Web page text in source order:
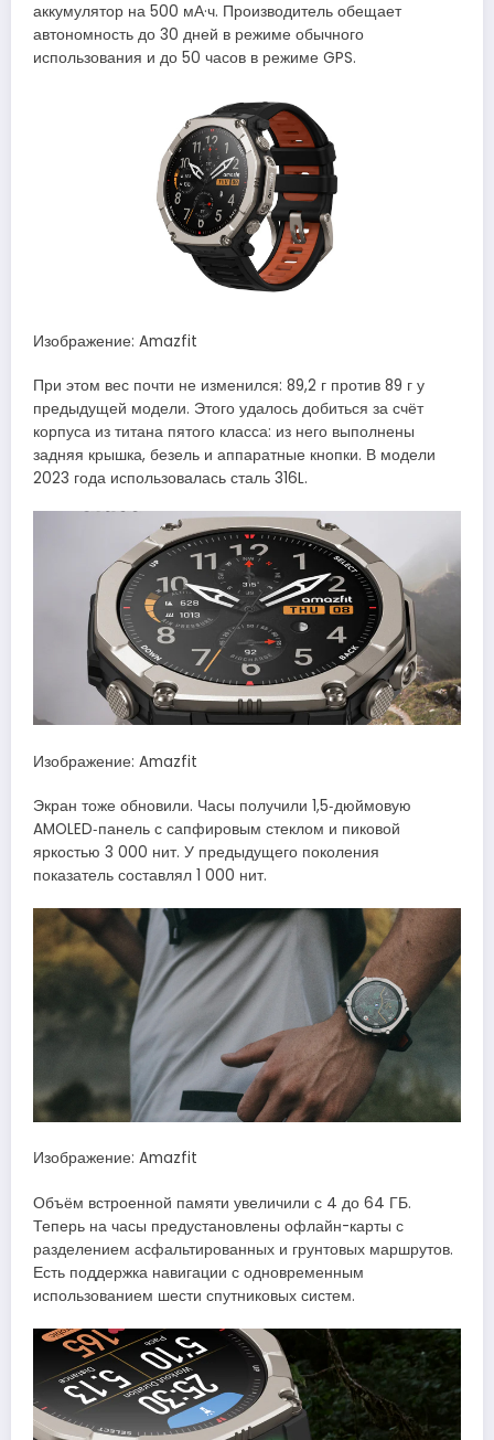
аккумулятор на 500 мА·ч. Производитель обещает
автономность до 30 дней в режиме обычного
использования и до 50 часов в режиме GPS.
Изображение: Amazfit
При этом вес почти не изменился: 89,2 г против 89 г у
предыдущей модели. Этого удалось добиться за счёт
корпуса из титана пятого класса: из него выполнены
задняя крышка, безель и аппаратные кнопки. В модели
2023 года использовалась сталь 316L.
Изображение: Amazfit
Экран тоже обновили. Часы получили 1,5‑дюймовую
AMOLED‑панель с сапфировым стеклом и пиковой
яркостью 3 000 нит. У предыдущего поколения
показатель составлял 1 000 нит.
Изображение: Amazfit
Объём встроенной памяти увеличили с 4 до 64 ГБ.
Теперь на часы предустановлены офлайн-карты с
разделением асфальтированных и грунтовых маршрутов.
Есть поддержка навигации с одновременным
использованием шести спутниковых систем.